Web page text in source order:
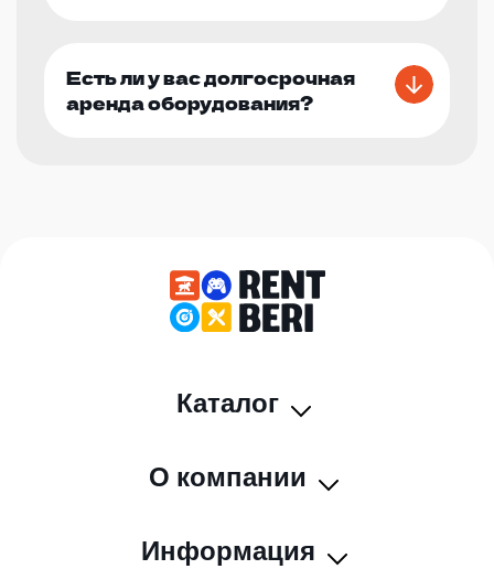
Есть ли у вас долгосрочная
аренда оборудования?
Каталог
О компании
Информация